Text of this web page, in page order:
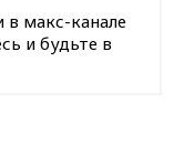
в макс-канале
и будьте в